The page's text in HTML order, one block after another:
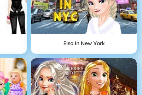
Elsa In New York